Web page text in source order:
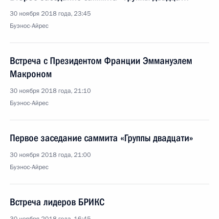
30 ноября 2018 года, 23:45
Буэнос-Айрес
Встреча с Президентом Франции Эммануэлем
Макроном
30 ноября 2018 года, 21:10
Буэнос-Айрес
Первое заседание саммита «Группы двадцати»
30 ноября 2018 года, 21:00
Буэнос-Айрес
Встреча лидеров БРИКС